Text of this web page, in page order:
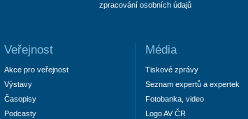
zpracování osobních údajů
Veřejnost
Akce pro veřejnost
Výstavy
Časopisy
Podcasty
Média
Tiskové zprávy
Seznam expertů a expertek
Fotobanka, video
Logo AV ČR